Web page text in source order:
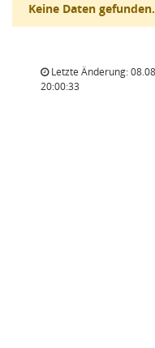
Keine Daten gefunden.
Letzte Änderung:
20:00:33